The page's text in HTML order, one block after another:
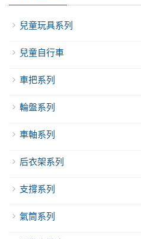
兒童玩具系列
兒童自行車
車把系列
輪盤系列
車軸系列
后衣架系列
支撐系列
氣筒系列